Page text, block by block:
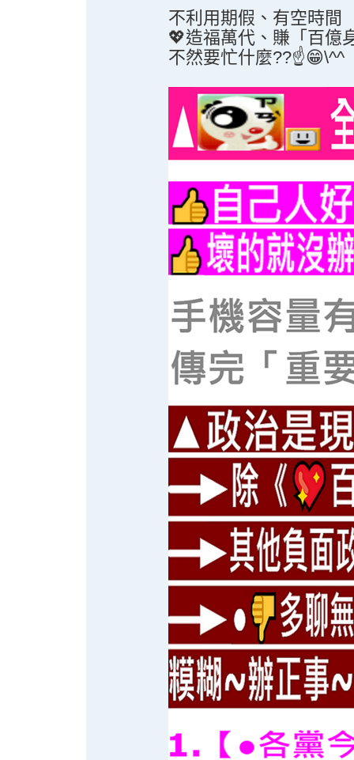
不利用期假、有空時
💖造福萬代、賺「百
不然要忙什麼??☝️😁\^^